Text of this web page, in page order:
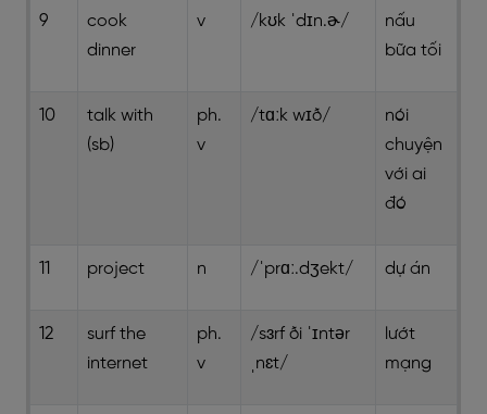
9
cook
dinner
v /kʊk ˈdɪn.ɚ/
nấu
bữa tối
10
talk with
(sb)
ph.
v
/tɑːk wɪð/
nói
chuyện
với ai
đó
11 project n /ˈprɑː.dʒekt/ dự án
12
surf the
internet
ph.
v
/sɜrf ði ˈɪntər
ˌnɛt/
lướt
mạng